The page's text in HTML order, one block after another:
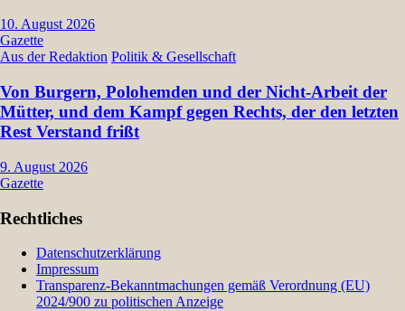
10. August 2026
Gazette
Aus der Redaktion Politik & Gesellschaft
Von Burgern, Polohemden und der Nicht-Arbeit der
Mütter, und dem Kampf gegen Rechts, der den letzten
Rest Verstand frißt
9. August 2026
Gazette
Rechtliches
Datenschutzerklärung
Impressum
Transparenz-Bekanntmachungen gemäß Verordnung (EU)
2024/900 zu politischen Anzeige